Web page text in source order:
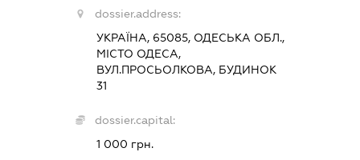
dossier.address:
УКРАЇНА, 65085, ОДЕСЬКА ОБЛ.,
МІСТО ОДЕСА,
ВУЛ.ПРОСЬОЛКОВА, БУДИНОК
31
dossier.capital:
1 000 грн.